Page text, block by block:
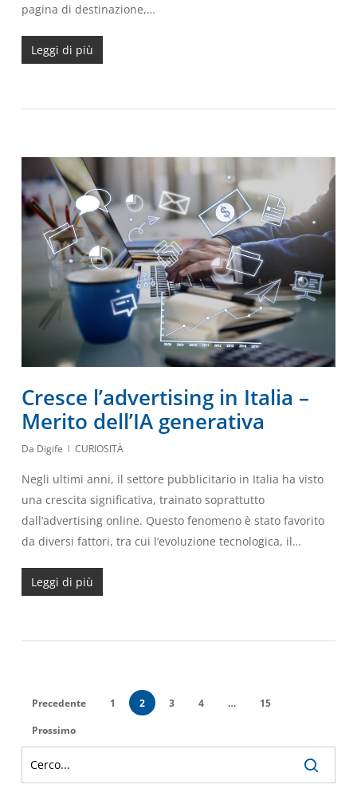
pagina di destinazione,…
Leggi di più
Cresce l’advertising in Italia –
Merito dell’IA generativa
Da Digife CURIOSITÀ
Negli ultimi anni, il settore pubblicitario in Italia ha visto
una crescita significativa, trainato soprattutto
dall’advertising online. Questo fenomeno è stato favorito
da diversi fattori, tra cui l’evoluzione tecnologica, il…
Leggi di più
Precedente 1 2 3 4 …
15
Prossimo